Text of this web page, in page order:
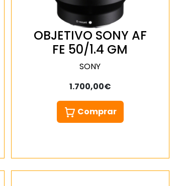
OBJETIVO SONY AF
FE 50/1.4 GM
SONY
1.700,00€
Comprar